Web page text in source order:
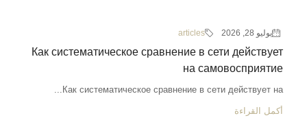
يوليو 28, 2026 articles
Как систематическое сравнение в сети действует
на самовосприятие
Как систематическое сравнение в сети действует на...
أكمل القراءة